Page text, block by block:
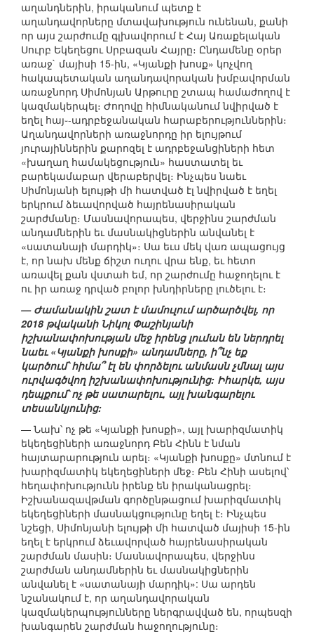
աղանդներին, իրականում պետք է
աղանդավորները մտավախություն ունենան, քանի
որ այս շարժումը գլխավորում է Հայ Առաքելական
Սուրբ Եկեղեցու Սրբազան Հայրը։ Ընդամենը օրեր
առաջ` մայիսի 15-ին, «Կյանքի խոսք» կոչվող
հակապետական աղանդավորական խմբավորման
առաջնորդ Սիմոնյան Արթուրը շտապ համաժողով է
կազմակերպել։ Ժողովը հիմնականում նվիրված է
եղել հայ֊-ադրբեջանական հարաբերություններին։
Աղանդավորների առաջնորդը իր ելույթում
յուրայիններին քարոզել է ադրբեջանցիների հետ
«խաղաղ համակեցություն» հաստատել եւ
բարեկամաբար վերաբերվել։ Ինչպես նաեւ
Սիմոնյանի ելույթի մի հատված էլ նվիրված է եղել
երկրում ձեւավորված հայրենասիրական
շարժմանը։ Մասնավորապես, վերջինս շարժման
անդամներին եւ մասնակիցներին անվանել է
«սատանայի մարդիկ»։ Սա եւս մեկ վառ ապացույց
է, որ նախ մենք ճիշտ ուղու վրա ենք, եւ հետո
առավել քան վստահ եմ, որ շարժումը հաջողելու է
ու իր առաջ դրված բոլոր խնդիրները լուծելու է։
— Ժամանակին շատ է մամուլում արծարծվել, որ
2018 թվականի Նիկոլ Փաշինյանի
իշխանափոխության մեջ իրենց լուման են ներդրել
նաեւ «Կյանքի խոսքի» անդամները, ի՞նչ եք
կարծում՝ հիմա՞ էլ են փորձելու անմասն չմնալ այս
ուրվագծվող իշխանափոխությունից: Իհարկե, այս
դեպքում՝ ոչ թե սատարելու, այլ խանգարելու
տեսանկյունից:
— Նախ՝ ոչ թե «Կյանքի խոսքի», այլ խարիզմատիկ
եկեղեցիների առաջնորդ Բեն Հինն է նման
հայտարարություն արել։ «Կյանքի խոսքը» մտնում է
խարիզմատիկ եկեղեցիների մեջ։ Բեն Հինի ասելով՝
հեղափոխությունն իրենք են իրականացրել։
Իշխանազավթման գործընթացում խարիզմատիկ
եկեղեցիների մասնակցությունը եղել է։ Ինչպես
նշեցի, Սիմոնյանի ելույթի մի հատված մայիսի 15-ին
եղել է երկրում ձեւավորված հայրենասիրական
շարժման մասին։ Մասնավորապես, վերջինս
շարժման անդամներին եւ մասնակիցներին
անվանել է «սատանայի մարդիկ»: Սա արդեն
նշանակում է, որ աղանդավորական
կազմակերպությունները ներգրավված են, որպեսզի
խանգարեն շարժման հաջողությունը։